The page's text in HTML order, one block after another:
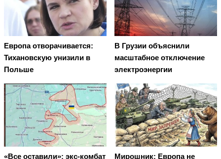
Европа отворачивается:
Тихановскую унизили в
Польше
В Грузии объяснили
масштабное отключение
электроэнергии
«Все оставили»: экс-комбат
Мирошник: Европа не